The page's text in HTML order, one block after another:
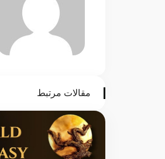
مقالات مرتبط